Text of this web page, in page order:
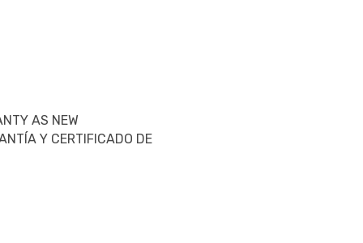
AS NEW
Y CERTIFICADO DE